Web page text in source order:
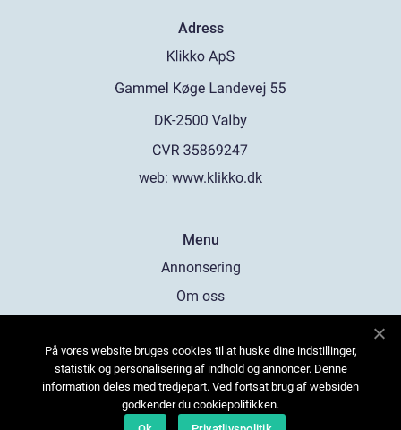
Adress
web: www.klikko.dk
Menu
Annonsering
Om oss
Kontakta oss
Sitemap
På vores website bruges cookies til at huske dine indstillinger,
statistik og personalisering af indhold og annoncer. Denne
information deles med tredjepart. Ved fortsat brug af websiden
godkender du cookiepolitikken.